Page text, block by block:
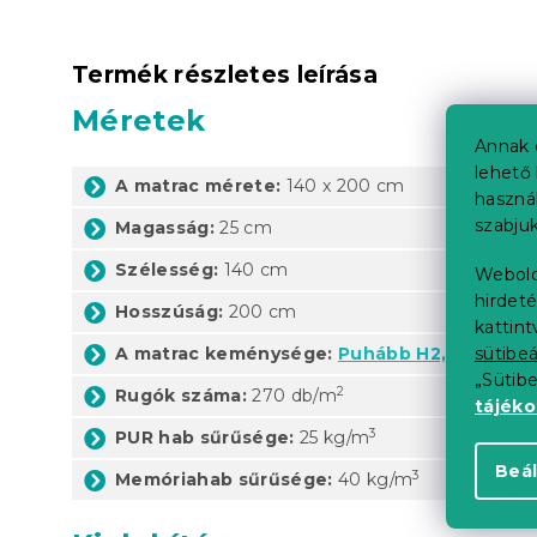
Annak
lehető
Termék részletes leírása
Méretek
A matrac mérete: 140 x 200 cm
Magasság: 25 cm
Szélesség: 140 cm
Hosszúság: 200 cm
A matrac keménysége: Puhább H2,
Rugók száma:270 db/m2
PUR hab sűrűsége: 25 kg/m3
Memóriahab sűrűsége: 40 kg/m3